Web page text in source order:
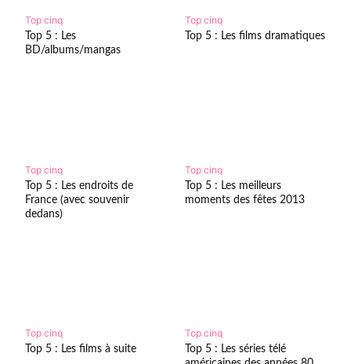
Top cinq
Top 5 : Les
BD/albums/mangas
Top cinq
Top 5 : Les films dramatiques
Top cinq
Top 5 : Les endroits de
France (avec souvenir
dedans)
Top cinq
Top 5 : Les meilleurs
moments des fêtes 2013
Top cinq
Top 5 : Les films à suite
Top cinq
Top 5 : Les séries télé